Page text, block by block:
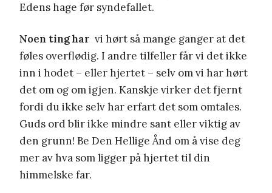
Edens hage før syndefallet.
Noen ting har vi hørt så mange ganger at det
føles overflødig. I andre tilfeller får vi det ikke
inn i hodet – eller hjertet – selv om vi har hørt
det om og om igjen. Kanskje virker det fjernt
fordi du ikke selv har erfart det som omtales.
Guds ord blir ikke mindre sant eller viktig av
den grunn! Be Den Hellige Ånd om å vise deg
mer av hva som ligger på hjertet til din
himmelske far.